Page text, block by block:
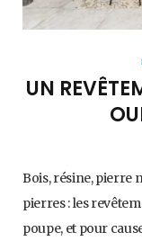
UN
Bois, résine, pierre
pierres : les
poupe, et pour